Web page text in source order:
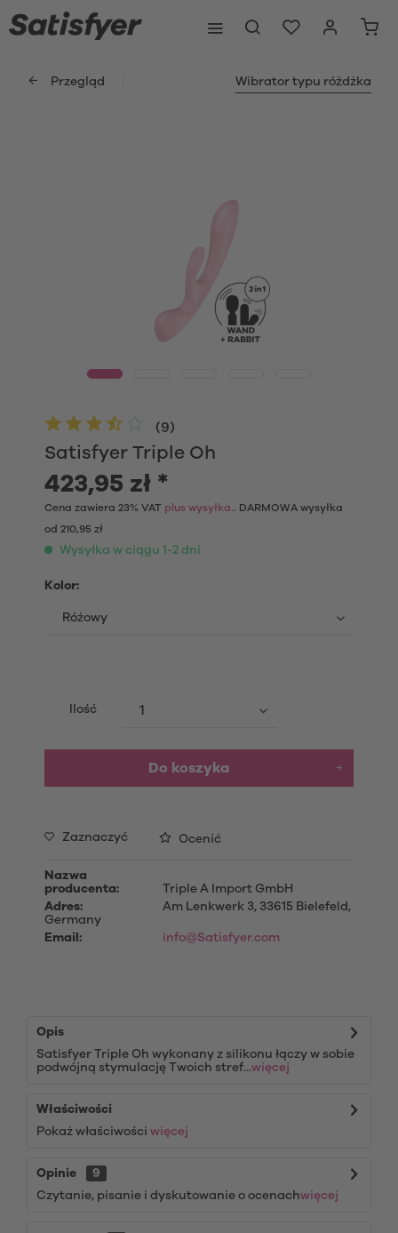
Przegląd Wibrator typu różdżka
Satisfyer Triple Oh
(9)
423,95 zł *
Cena zawiera 23% VAT plus wysyłka.. DARMOWA wysyłka
od 210,95 zł
Wysyłka w ciągu 1-2 dni
Kolor:
Ilość
Do koszyka
Zaznaczyć Ocenić
Nazwa
producenta:
Triple A Import GmbH
Adres:
Am Lenkwerk 3, 33615 Bielefeld,
Germany
Email:
info@Satisfyer.com
Opis
Satisfyer Triple Oh wykonany z silikonu łączy w sobie
podwójną stymulację Twoich stref...więcej
Właściwości
Pokaż właściwości więcej
Opinie
9
Czytanie, pisanie i dyskutowanie o ocenachwięcej